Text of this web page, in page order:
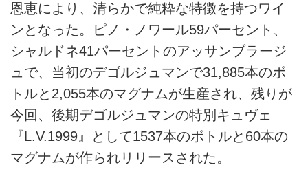
恩恵により、清らかで純粋な特徴を持つワイ
ンとなった。ピノ・ノワール59パーセント、
シャルドネ41パーセントのアッサンブラージ
ュで、当初のデゴルジュマンで31,885本のボ
トルと2,055本のマグナムが生産され、残りが
今回、後期デゴルジュマンの特別キュヴェ
『L.V.1999』として1537本のボトルと60本の
マグナムが作られリリースされた。